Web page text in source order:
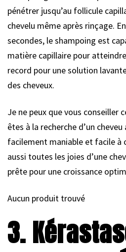
pénétrer jusqu’au follicule
chevelu même après rinçage.
secondes, le shampoing est
matière capillaire pour
record pour une solution
des cheveux.
Je ne peux que vous conseiller
êtes à la recherche d’un cheveu
facilement maniable et facile à
aussi toutes les joies d’une
prête pour une croissance
Aucun produit trouvé
3.